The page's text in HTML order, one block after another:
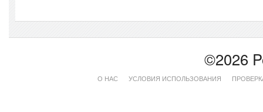
©2026
О НАС УСЛОВИЯ ИСПОЛЬЗОВАНИЯ